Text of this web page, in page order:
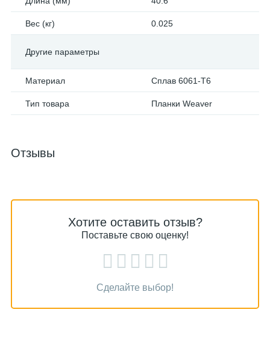
Вес (кг) 0.025
Другие параметры
Материал Сплав 6061-T6
Тип товара Планки Weaver
Отзывы
Хотите оставить отзыв?
Поставьте свою оценку!
Сделайте выбор!